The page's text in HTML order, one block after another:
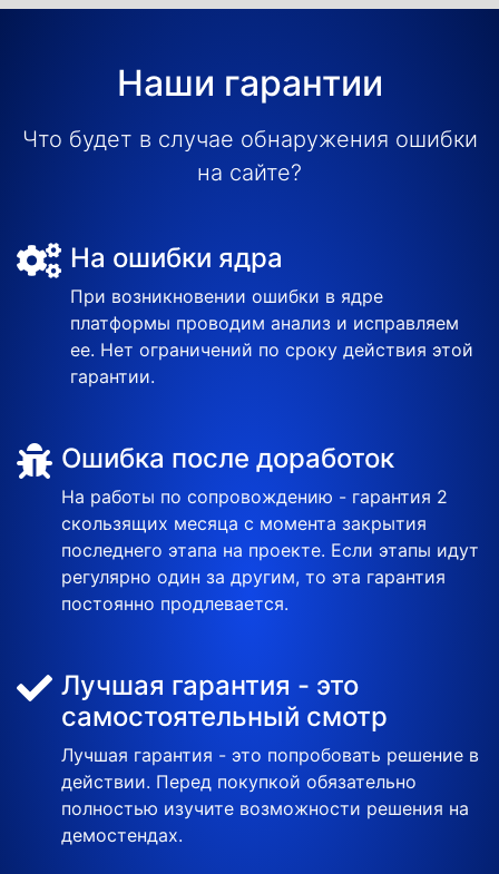
Наши гарантии
Что будет в случае обнаружения ошибки
на сайте?
На ошибки ядра
При возникновении ошибки в ядре
платформы проводим анализ и исправляем
ее. Нет ограничений по сроку действия этой
гарантии.
Ошибка после доработок
На работы по сопровождению - гарантия 2
скользящих месяца с момента закрытия
последнего этапа на проекте. Если этапы идут
регулярно один за другим, то эта гарантия
постоянно продлевается.
Лучшая гарантия - это
самостоятельный смотр
Лучшая гарантия - это попробовать решение в
действии. Перед покупкой обязательно
полностью изучите возможности решения на
демостендах.